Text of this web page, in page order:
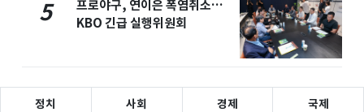
5
프로야구, 연이은 폭염취소…
KBO 긴급 실행위원회
정치 사회 경제 국제